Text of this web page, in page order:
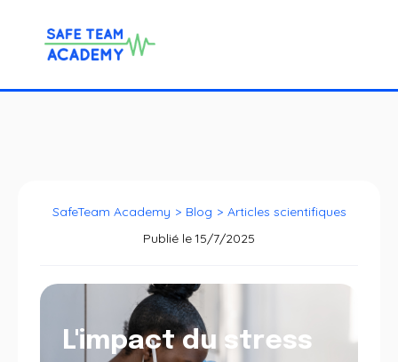
SafeTeam Academy > Blog > Articles scientifiques
Publié le15/7/2025
L'impact du stress